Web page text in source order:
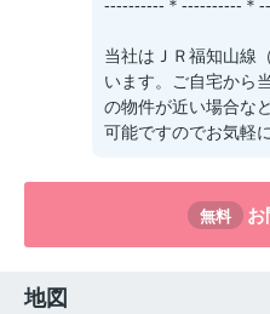
----------＊----------＊
当社はＪＲ福知山線
います。ご自宅から
の物件が近い場合な
可能ですのでお気軽
無料 お
地図